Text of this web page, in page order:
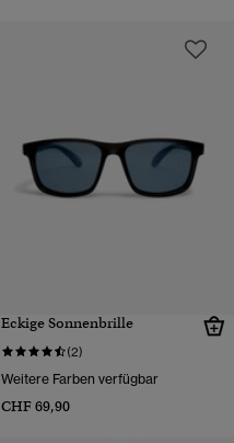
Eckige Sonnenbrille
(2)
Weitere Farben verfügbar
CHF 69,90